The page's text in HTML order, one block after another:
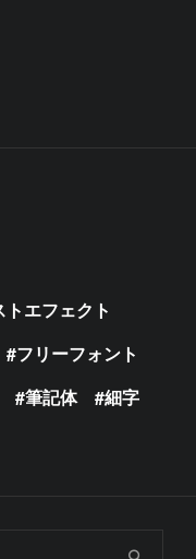
トエフェクト
フリーフォント
筆記体
細字